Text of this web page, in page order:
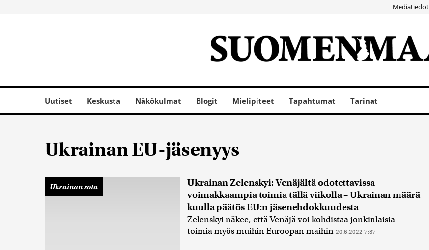
Mediatiedot
Uutiset Keskusta Näkökulmat Blogit Mielipiteet Tapahtumat Tarinat
Ukrainan EU-jäsenyys
Ukrainan sota
Ukrainan Zelenskyi: Venäjältä odotettavissa
voimakkaampia toimia tällä viikolla – Ukrainan määrä
kuulla päätös EU:n jäsenehdokkuudesta
Zelenskyi näkee, että Venäjä voi kohdistaa jonkinlaisia
toimia myös muihin Euroopan maihin 20.6.2022 7:37